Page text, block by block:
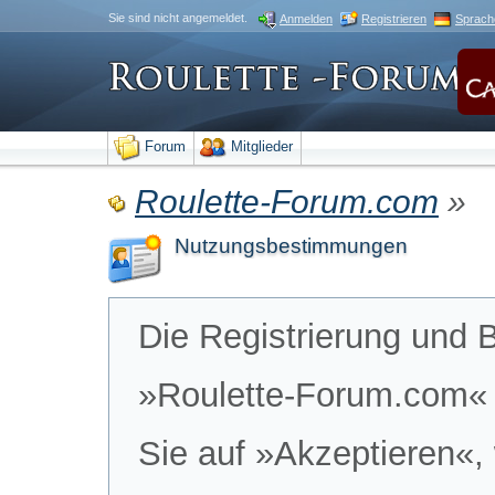
Sie sind nicht angemeldet. Anmelden Registrieren
Forum Mitglieder
Roulette-Forum.com »
Nutzungsbestimmungen
Die Registrierung und
»Roulette-
Sie auf